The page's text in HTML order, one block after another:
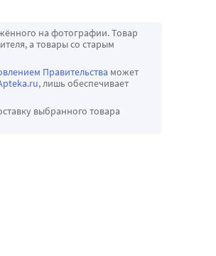
на фотографии. Товар
а товары со старым
Правительства может
, лишь обеспечивает
выбранного товара